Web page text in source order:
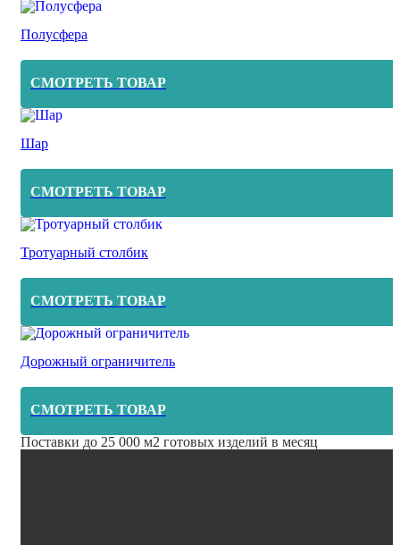
Полусфера
СМОТРЕТЬ ТОВАР
Шар
СМОТРЕТЬ ТОВАР
Тротуарный столбик
СМОТРЕТЬ ТОВАР
Дорожный ограничитель
СМОТРЕТЬ ТОВАР
Поставки до 25 000 м2 готовых изделий в месяц